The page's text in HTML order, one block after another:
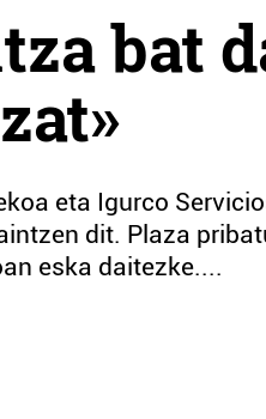
bat
eta Igurco
dit. Plaza
eska daitezke....